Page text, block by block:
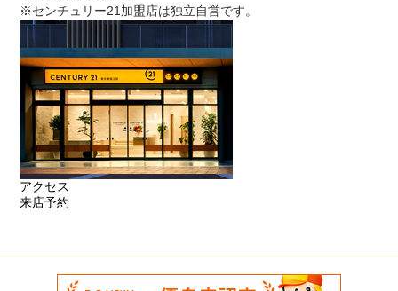
※センチュリー21加盟店は独立自営です。
アクセス
来店予約